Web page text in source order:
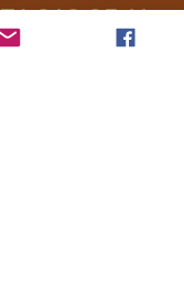
810 85 11